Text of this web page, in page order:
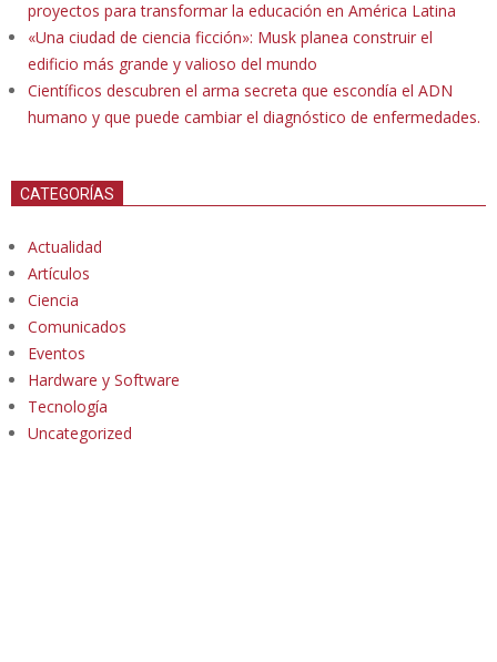
proyectos para transformar la educación en América Latina
«Una ciudad de ciencia ficción»: Musk planea construir el
edificio más grande y valioso del mundo
Científicos descubren el arma secreta que escondía el ADN
humano y que puede cambiar el diagnóstico de enfermedades.
CATEGORÍAS
Actualidad
Artículos
Ciencia
Comunicados
Eventos
Hardware y Software
Tecnología
Uncategorized